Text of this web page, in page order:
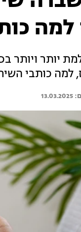
למה
למה כותבי
13.03.2025